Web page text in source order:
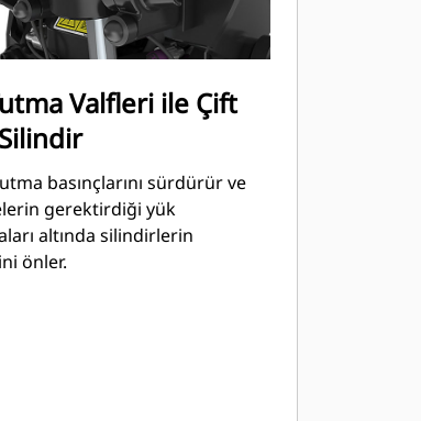
Valfleri ile Çift
basınçlarını sürdürür ve
gerektirdiği yük
altında silindirlerin
önler.